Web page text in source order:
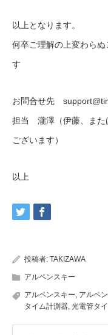
以上となります。
何卒ご理解の上変わら
す
お問合せ先
担当 瀧澤（伊藤、また
ございます）
以上
投稿者: TAKIZAWA
アルペンスキー
アルペンスキー, アルペ
タイム計測器, 光電管タ